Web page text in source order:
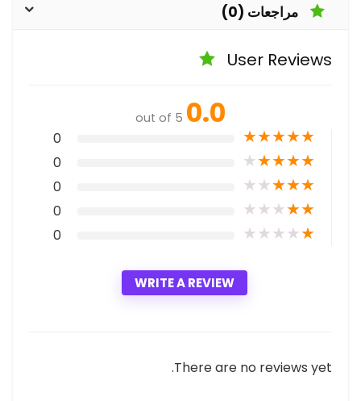
مراجعات (0)
User Reviews
0.0
out of 5
★
★
★
★
★
0
★
★
★
★
★
0
★
★
★
★
★
0
★
★
★
★
★
0
★
★
★
★
★
0
WRITE A REVIEW
There are no reviews yet.